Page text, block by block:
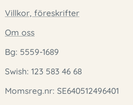
Villkor, föreskrifter
Om oss
Bg: 5559-1689
Swish: 123 583 46 68
Momsreg.nr: SE640512496401